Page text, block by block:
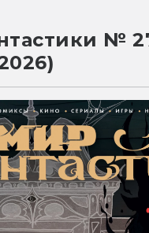
№